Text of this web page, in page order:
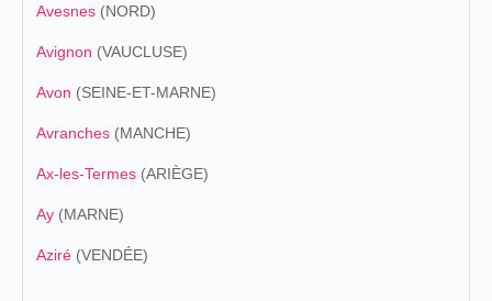
Avesnes (NORD)
Avignon (VAUCLUSE)
Avon (SEINE-ET-MARNE)
Avranches (MANCHE)
Ax-les-Termes (ARIÈGE)
Ay (MARNE)
Aziré (VENDÉE)